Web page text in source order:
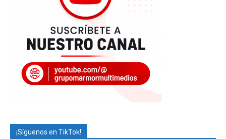
¡Síguenos en TikTok!